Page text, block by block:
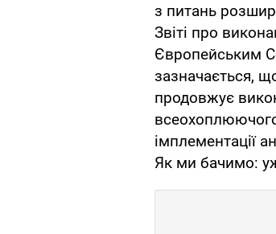
з питань
Звіті про
Європейським
зазначається,
продовжує
імплементації
Як ми бачимо: